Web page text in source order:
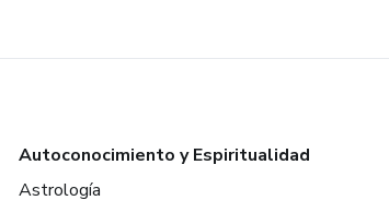
Autoconocimiento y Espiritualidad
Astrología